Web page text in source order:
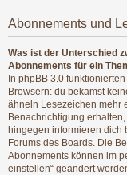
Abonnements und
Was ist der Unterschied
Abonnements für ein
In phpBB 3.0
Browsern: du bekamst
ähneln Lesezeichen mehr
Benachrichtigung
hingegen informieren dich
Forums des Boards. Die
Abonnements können im
einstellen“ geändert